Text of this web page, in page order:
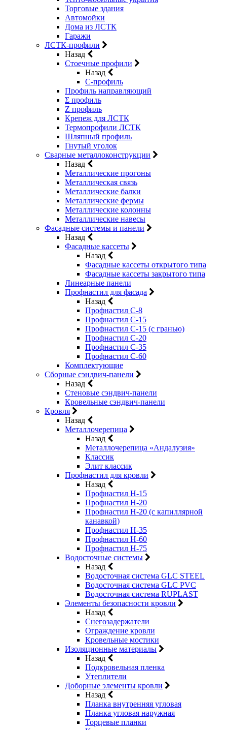
Торговые здания
Автомойки
Дома из ЛСТК
Гаражи
ЛСТК-профили
Назад
Стоечные профили
Назад
C-профиль
Профиль направляющий
Σ профиль
Z профиль
Крепеж для ЛСТК
Термопрофили ЛСТК
Шляпный профиль
Гнутый уголок
Сварные металлоконструкции
Назад
Металлические прогоны
Металлическая связь
Металлические балки
Металлические фермы
Металлические колонны
Металлические навесы
Фасадные системы и панели
Назад
Фасадные кассеты
Назад
Фасадные кассеты открытого типа
Фасадные кассеты закрытого типа
Линеарные панели
Профнастил для фасада
Назад
Профнастил С-8
Профнастил С-15
Профнастил С-15 (с гранью)
Профнастил С-20
Профнастил С-35
Профнастил С-60
Комплектующие
Сборные сэндвич-панели
Назад
Стеновые сэндвич-панели
Кровельные сэндвич-панели
Кровля
Назад
Металлочерепица
Назад
Металлочерепица «Андалузия»
Классик
Элит классик
Профнастил для кровли
Назад
Профнастил Н-15
Профнастил Н-20
Профнастил Н-20 (с капиллярной
канавкой)
Профнастил Н-35
Профнастил Н-60
Профнастил Н-75
Водосточные системы
Назад
Водосточная система GLC STEEL
Водосточная система GLC PVC
Водосточная система RUPLAST
Элементы безопасности кровли
Назад
Снегозадержатели
Ограждение кровли
Кровельные мостики
Изоляционные материалы
Назад
Подкровельная пленка
Утеплители
Доборные элементы кровли
Назад
Планка внутренняя угловая
Планка угловая наружная
Торцевые планки